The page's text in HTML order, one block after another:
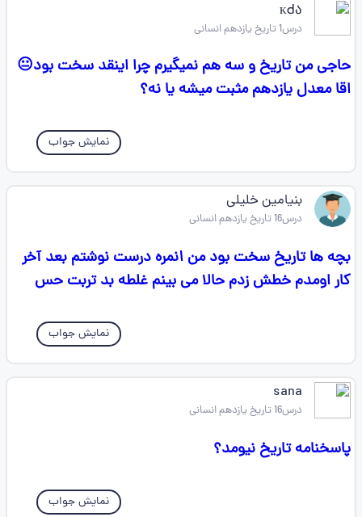
ᴋ𑫙ა
درس1 تاریخ یازدهم انسانی
حاجی من تاریخ و سه هم نمیگیرم چرا اینقد سخت بود😐
اقا معدل یازدهم مثبت میشه یا نه؟
نمایش جواب
بنیامین خلیلی
درس16 تاریخ یازدهم انسانی
بچه ها تاریخ سخت بود من ۱نمره درست نوشتم بعد آخر
کار اومدم خطش زدم حالا می بینم غلطه بد تربت حس
نمایش جواب
sana
درس16 تاریخ یازدهم انسانی
پاسخنامه تاریخ نیومد؟
نمایش جواب